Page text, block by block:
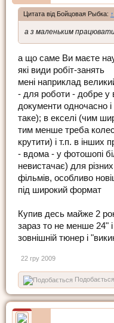
Цитата від Бойцовая Рыбка: ↑
а з маленьким працювати
а що саме Ви маєте
які види робіт-занять
мені наприклад
- для роботи - добре у
документи одночасно і
таке); в екселі (чим
тим менше треба
крутити) і т.п. в інших
- вдома - у фотошопі
невистачає) для
фільмів, особливо
під широкий формат
Купив десь майже 2
зараз то не менше 24"
зовнішній тюнер і
22 гру 2009